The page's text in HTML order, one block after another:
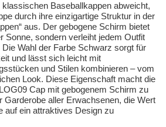
Baseballkappen abweicht,
durch ihre einzigartige Struktur in der
aus. Der gebogene Schirm bietet
Sonne, sondern verleiht jedem Outfit
Wahl der Farbe Schwarz sorgt für
und lässt sich leicht mit
und Stilen kombinieren – vom
Look. Diese Eigenschaft macht die
Cap mit gebogenem Schirm zu
Garderobe aller Erwachsenen, die Wert
auf ein attraktives Design zu